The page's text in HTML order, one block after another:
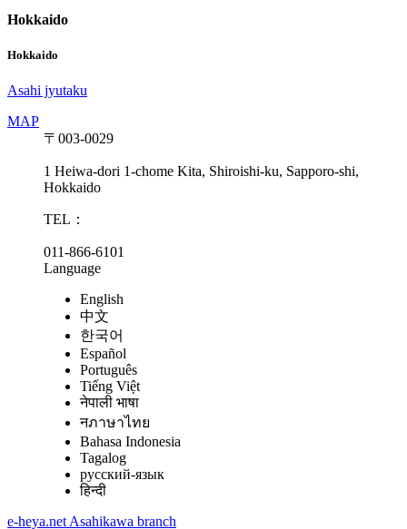
Hokkaido
Hokkaido
Asahi jyutaku
MAP
〒003-0029
1 Heiwa-dori 1-chome Kita, Shiroishi-ku, Sapporo-shi,
Hokkaido
TEL：
011-866-6101
Language
English
中文
한국어
Español
Português
Tiếng Việt
नेपाली भाषा
नภาษาไทย
Bahasa Indonesia
Tagalog
русский-язык
हिन्दी
e-heya.net Asahikawa branch